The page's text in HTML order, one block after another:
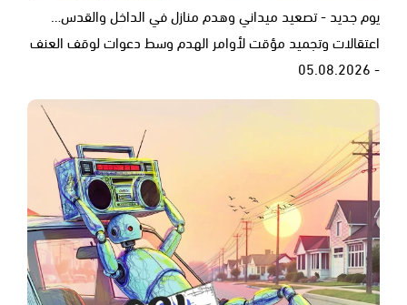
يوم جديد - تصعيد ميداني وهدم منازل في الداخل والقدس…
اعتقالات وتجميد مؤقت لأوامر الهدم وسط دعوات لوقف العنف
- 05.08.2026